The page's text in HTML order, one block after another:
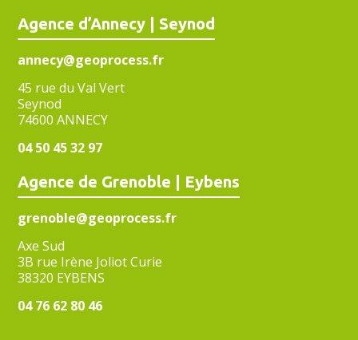
Agence d’Annecy | Seynod
annecy@geoprocess.fr
45 rue du Val Vert
Seynod
74600 ANNECY
04 50 45 32 97
Agence de Grenoble | Eybens
grenoble@geoprocess.fr
Axe Sud
3B rue Irène Joliot Curie
38320 EYBENS
04 76 62 80 46